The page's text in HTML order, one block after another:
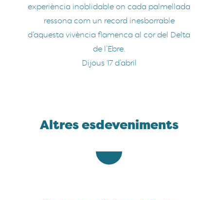
experiència inoblidable on cada palmellada
ressona com un record inesborrable
d’aquesta vivència flamenca al cor del Delta
de l’Ebre.
Dijous 17 d’abril
Altres esdeveniments